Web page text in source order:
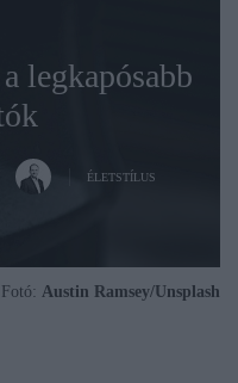
legkapósabb
ÉLETSTÍLUS
Fotó: Austin Ramsey/Unsplash